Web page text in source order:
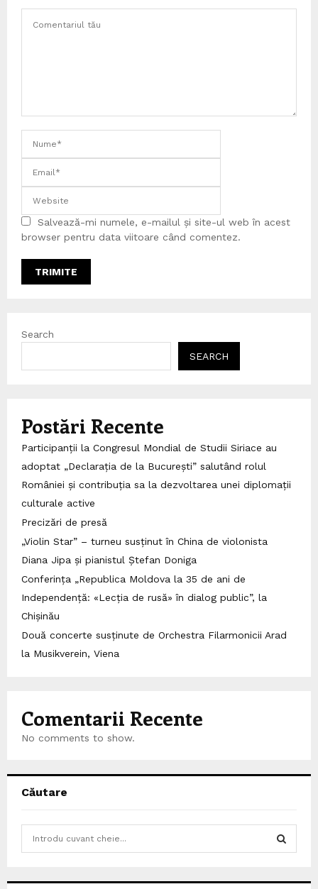
Salvează-mi numele, e-mailul și site-ul web în acest
browser pentru data viitoare când comentez.
Search
SEARCH
Postări Recente
Participanții la Congresul Mondial de Studii Siriace au
adoptat „Declarația de la București” salutând rolul
României și contribuția sa la dezvoltarea unei diplomații
culturale active
Precizări de presă
„Violin Star” – turneu susținut în China de violonista
Diana Jipa și pianistul Ștefan Doniga
Conferința „Republica Moldova la 35 de ani de
Independență: «Lecția de rusă» în dialog public”, la
Chișinău
Două concerte susținute de Orchestra Filarmonicii Arad
la Musikverein, Viena
Comentarii Recente
No comments to show.
Căutare